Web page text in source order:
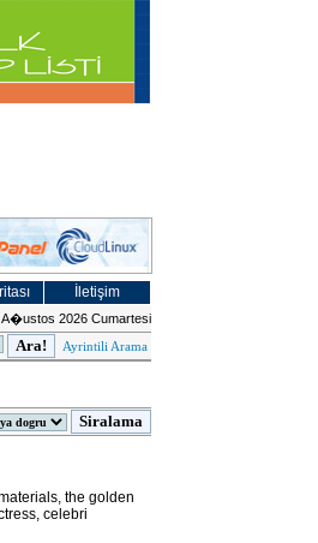
İletişim
A�ustos 2026 Cumartesi
Ayrintili Arama
the golden
celebri